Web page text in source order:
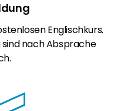
Englischkurs.
nach Absprache